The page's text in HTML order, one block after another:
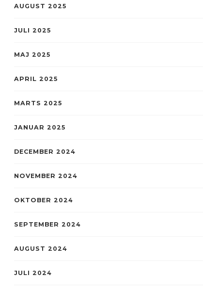
AUGUST 2025
JULI 2025
MAJ 2025
APRIL 2025
MARTS 2025
JANUAR 2025
DECEMBER 2024
NOVEMBER 2024
OKTOBER 2024
SEPTEMBER 2024
AUGUST 2024
JULI 2024